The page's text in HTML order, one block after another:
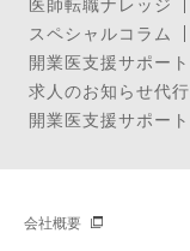
スペシャルコラム
開業医支援サポート
求人のお知らせ代行
開業医支援サポー
会社概要